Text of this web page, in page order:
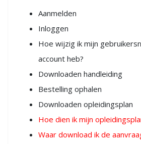
Aanmelden
Inloggen
Hoe wijzig ik mijn
account heb?
Downloaden handleiding
Bestelling ophalen
Downloaden opleidingsplan
Hoe dien ik mijn
Waar download ik de